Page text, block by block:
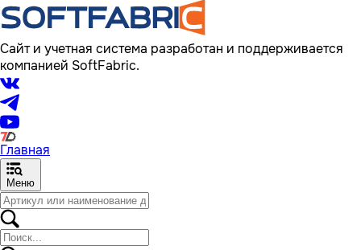
Сайт и учетная система разработан и поддерживается
компанией SoftFabric.
Главная
Меню